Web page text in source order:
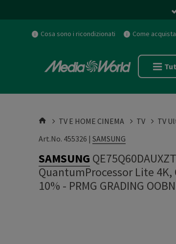
Cosa sono i ricondizionati Come
TV E HOME CINEMA TV
TV
Art.No. 455326 | SAMSUNG
SAMSUNG
QuantumProcessor Lite 4K,
10% - PRMG GRADING